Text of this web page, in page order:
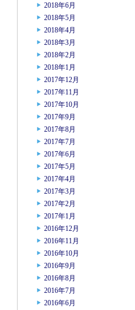
2018年6月
2018年5月
2018年4月
2018年3月
2018年2月
2018年1月
2017年12月
2017年11月
2017年10月
2017年9月
2017年8月
2017年7月
2017年6月
2017年5月
2017年4月
2017年3月
2017年2月
2017年1月
2016年12月
2016年11月
2016年10月
2016年9月
2016年8月
2016年7月
2016年6月